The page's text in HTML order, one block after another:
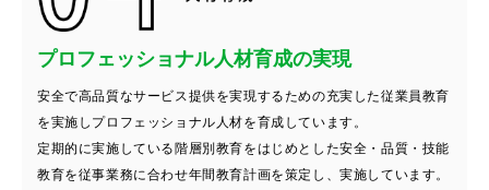
プロフェッショナル人材育成の実現
安全で高品質なサービス提供を実現するための充実した従業員教育
を実施しプロフェッショナル人材を育成しています。
定期的に実施している階層別教育をはじめとした安全・品質・技能
教育を従事業務に合わせ年間教育計画を策定し、実施しています。